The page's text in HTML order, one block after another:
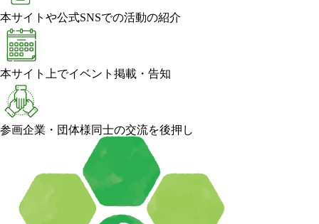
本サイトや公式SNSでの活動の紹介
本サイト上でイベント掲載・告知
参画企業・団体様同士の交流を後押し